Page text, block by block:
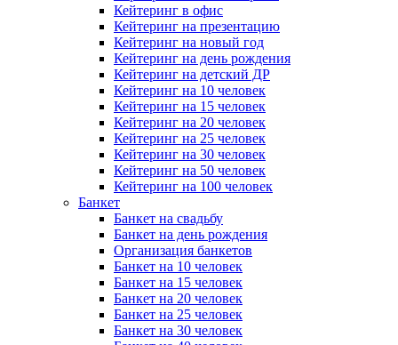
Кейтеринг в офис
Кейтеринг на презентацию
Кейтеринг на новый год
Кейтеринг на день рождения
Кейтеринг на детский ДР
Кейтеринг на 10 человек
Кейтеринг на 15 человек
Кейтеринг на 20 человек
Кейтеринг на 25 человек
Кейтеринг на 30 человек
Кейтеринг на 50 человек
Кейтеринг на 100 человек
Банкет
Банкет на свадьбу
Банкет на день рождения
Организация банкетов
Банкет на 10 человек
Банкет на 15 человек
Банкет на 20 человек
Банкет на 25 человек
Банкет на 30 человек